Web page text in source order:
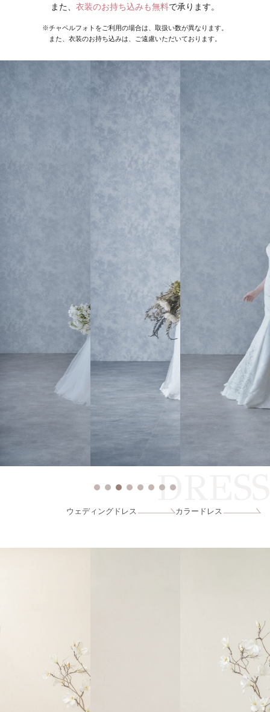
また、 衣装のお持ち込みも無料で承ります。
※チャペルフォトをご利用の場合は、取扱い数が異なります。
また、衣装のお持ち込みは、ご遠慮いただいております。
DRESS
ウェディングドレス カラードレス